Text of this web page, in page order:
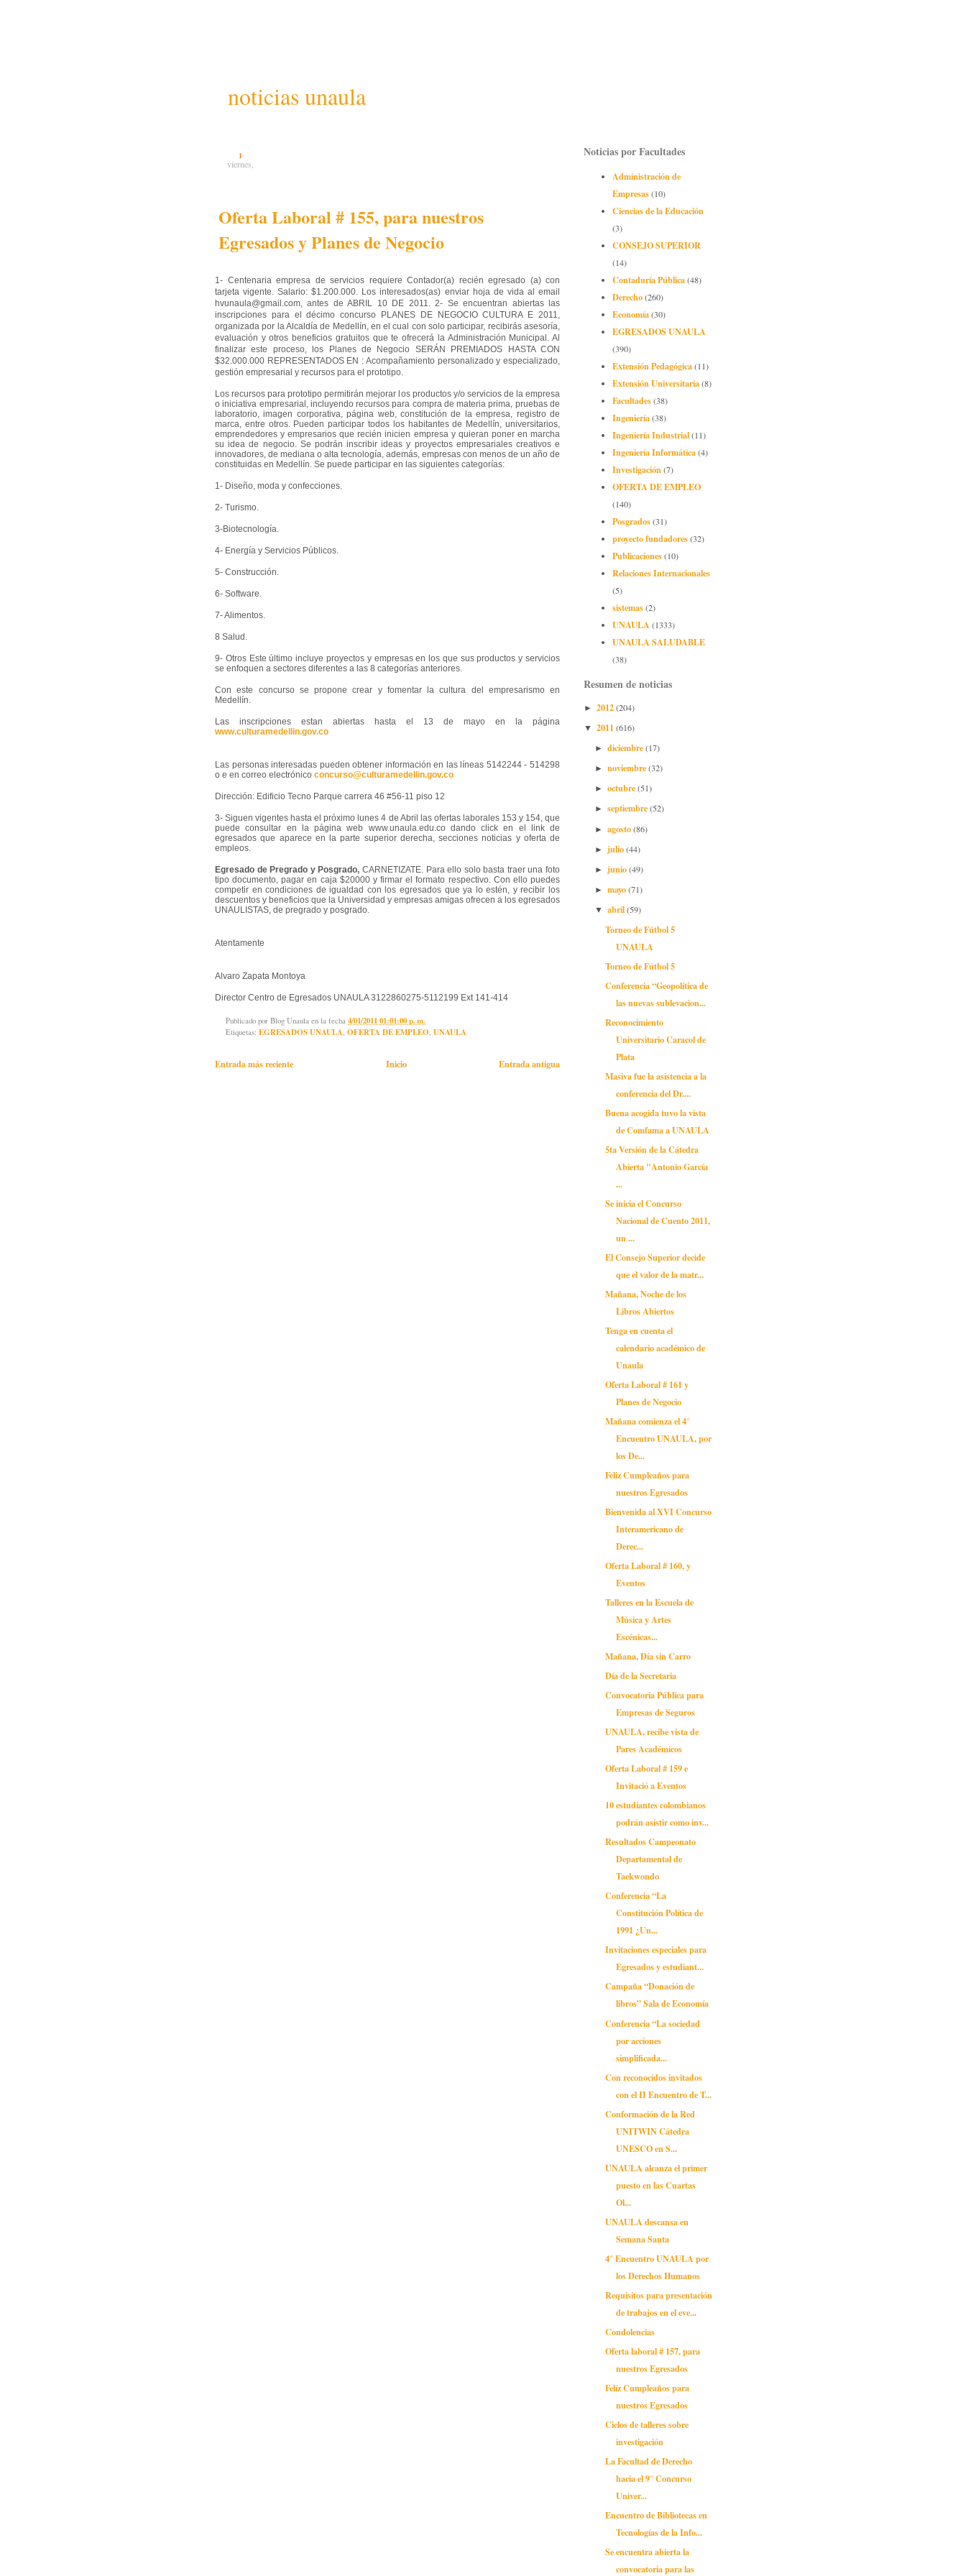
noticias unaula
1
viernes,
Oferta Laboral # 155, para nuestros
Egresados y Planes de Negocio
1- Centenaria empresa de servicios requiere Contador(a) recién egresado (a) con
tarjeta vigente. Salario: $1.200.000. Los interesados(as) enviar hoja de vida al email
hvunaula@gmail.com, antes de ABRIL 10 DE 2011. 2- Se encuentran abiertas las
inscripciones para el décimo concurso PLANES DE NEGOCIO CULTURA E 2011,
organizada por la Alcaldía de Medellín, en el cual con solo participar, recibirás asesoría,
evaluación y otros beneficios gratuitos que te ofrecerá la Administración Municipal. Al
finalizar este proceso, los Planes de Negocio SERÁN PREMIADOS HASTA CON
$32.000.000 REPRESENTADOS EN : Acompañamiento personalizado y especializado,
gestión empresarial y recursos para el prototipo.
Los recursos para prototipo permitirán mejorar los productos y/o servicios de la empresa
o iniciativa empresarial, incluyendo recursos para compra de materia prima, pruebas de
laboratorio, imagen corporativa, página web, constitución de la empresa, registro de
marca, entre otros. Pueden participar todos los habitantes de Medellín, universitarios,
emprendedores y empresarios que recién inicien empresa y quieran poner en marcha
su idea de negocio. Se podrán inscribir ideas y proyectos empresariales creativos e
innovadores, de mediana o alta tecnología, además, empresas con menos de un año de
constituidas en Medellín. Se puede participar en las siguientes categorías:
1- Diseño, moda y confecciones.
2- Turismo.
3-Biotecnología.
4- Energía y Servicios Públicos.
5- Construcción.
6- Software.
7- Alimentos.
8 Salud.
9- Otros Este último incluye proyectos y empresas en los que sus productos y servicios
se enfoquen a sectores diferentes a las 8 categorías anteriores.
Con este concurso se propone crear y fomentar la cultura del empresarismo en
Medellín.
Las inscripciones estan abiertas hasta el 13 de mayo en la página
www.culturamedellin.gov.co
Las personas interesadas pueden obtener información en las líneas 5142244 - 514298
o e en correo electrónico concurso@culturamedellin.gov.co
Dirección: Edificio Tecno Parque carrera 46 #56-11 piso 12
3- Siguen vigentes hasta el próximo lunes 4 de Abril las ofertas laborales 153 y 154, que
puede consultar en la página web www.unaula.edu.co dando click en el link de
egresados que aparece en la parte superior derecha, secciones noticias y oferta de
empleos.
Egresado de Pregrado y Posgrado, CARNETIZATE. Para ello solo basta traer una foto
tipo documento, pagar en caja $20000 y firmar el formato respectivo. Con ello puedes
competir en condiciones de igualdad con los egresados que ya lo estén, y recibir los
descuentos y beneficios que la Universidad y empresas amigas ofrecen a los egresados
UNAULISTAS, de pregrado y posgrado.
Atentamente
Alvaro Zapata Montoya
Director Centro de Egresados UNAULA 3122860275-5112199 Ext 141-414
Publicado por Blog Unaula en la fecha 4/01/2011 01:01:00 p. m.
Etiquetas: EGRESADOS UNAULA, OFERTA DE EMPLEO, UNAULA
Entrada más reciente Entrada antigua
Inicio
Noticias por Facultades
Administración de
Empresas(10)
Ciencias de la Educación
(3)
CONSEJO SUPERIOR
(14)
Contaduría Pública(48)
Derecho(260)
Economía(30)
EGRESADOS UNAULA
(390)
Extensión Pedagógica(11)
Extensión Universitaria(8)
Facultades(38)
Ingeniería(38)
Ingeniería Industrial(11)
Ingeniería Informática(4)
Investigación(7)
OFERTA DE EMPLEO
(140)
Posgrados(31)
proyecto fundadores(32)
Publicaciones(10)
Relaciones Internacionales
(5)
sistemas(2)
UNAULA(1333)
UNAULA SALUDABLE
(38)
Resumen de noticias
► 2012(204)
▼ 2011(616)
► diciembre(17)
► noviembre(32)
► octubre(51)
► septiembre(52)
► agosto(86)
► julio(44)
► junio(49)
► mayo(71)
▼ abril(59)
Torneo de Fútbol 5
UNAULA
Torneo de Fútbol 5
Conferencia “Geopolítica de
las nuevas sublevacion...
Reconocimiento
Universitario Caracol de
Plata
Masiva fue la asistencia a la
conferencia del Dr....
Buena acogida tuvo la vista
de Comfama a UNAULA
5ta Versión de la Cátedra
Abierta "Antonio García
...
Se inicia el Concurso
Nacional de Cuento 2011,
un ...
El Consejo Superior decide
que el valor de la matr...
Mañana, Noche de los
Libros Abiertos
Tenga en cuenta el
calendario académico de
Unaula
Oferta Laboral # 161 y
Planes de Negocio
Mañana comienza el 4°
Encuentro UNAULA, por
los De...
Feliz Cumpleaños para
nuestros Egresados
Bienvenida al XVI Concurso
Interamericano de
Derec...
Oferta Laboral # 160, y
Eventos
Talleres en la Escuela de
Música y Artes
Escénicas...
Mañana, Día sin Carro
Día de la Secretaria
Convocatoria Pública para
Empresas de Seguros
UNAULA, recibe vista de
Pares Académicos
Oferta Laboral # 159 e
Invitació a Eventos
10 estudiantes colombianos
podrán asistir como inv...
Resultados Campeonato
Departamental de
Taekwondo
Conferencia “La
Constitución Política de
1991 ¿Un...
Invitaciones especiales para
Egresados y estudiant...
Campaña “Donación de
libros” Sala de Economía
Conferencia “La sociedad
por acciones
simplificada...
Con reconocidos invitados
con el II Encuentro de T...
Conformación de la Red
UNITWIN Cátedra
UNESCO en S...
UNAULA alcanza el primer
puesto en las Cuartas
Ol...
UNAULA descansa en
Semana Santa
4° Encuentro UNAULA por
los Derechos Humanos
Requisitos para presentación
de trabajos en el eve...
Condolencias
Oferta laboral # 157, para
nuestros Egresados
Felíz Cumpleaños para
nuestros Egresados
Ciclos de talleres sobre
investigación
La Facultad de Derecho
hacia el 9° Concurso
Univer...
Encuentro de Bibliotecas en
Tecnologías de la Info...
Se encuentra abierta la
convocatoria para las